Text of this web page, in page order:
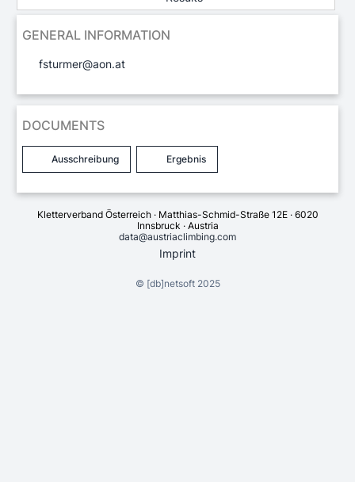
GENERAL INFORMATION
fsturmer@aon.at
DOCUMENTS
Ausschreibung Ergebnis
Kletterverband Österreich · Matthias-Schmid-Straße 12E · 6020
Innsbruck · Austria
data@austriaclimbing.com
Imprint
© [db]netsoft2025